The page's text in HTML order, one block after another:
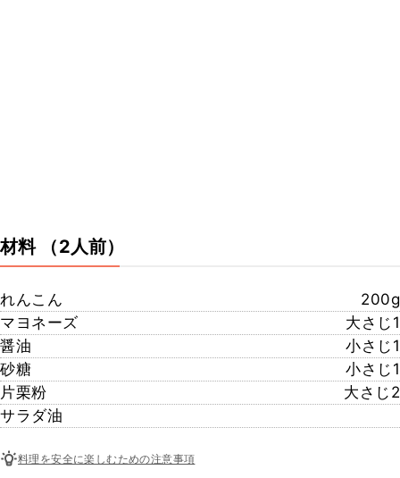
材料 （2人前）
れんこん
200g
マヨネーズ
大さじ1
醤油
小さじ1
砂糖
小さじ1
片栗粉
大さじ2
サラダ油
料理を安全に楽しむための注意事項